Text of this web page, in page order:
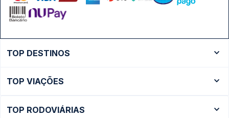
TOP DESTINOS
Ônibus São Paulo
TOP VIAÇÕES
TOP RODOVIÁRIAS